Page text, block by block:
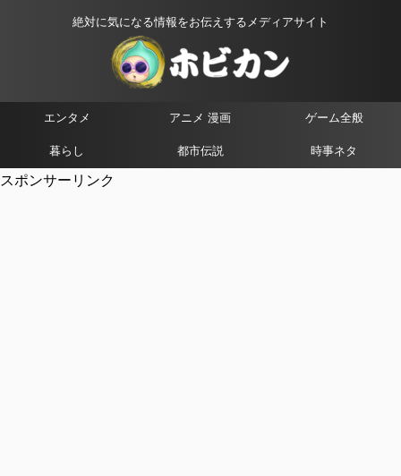
絶対に気になる情報をお伝えするメディアサイト
エンタメ アニメ 漫画 ゲーム全般
暮らし 都市伝説 時事ネタ
スポンサーリンク